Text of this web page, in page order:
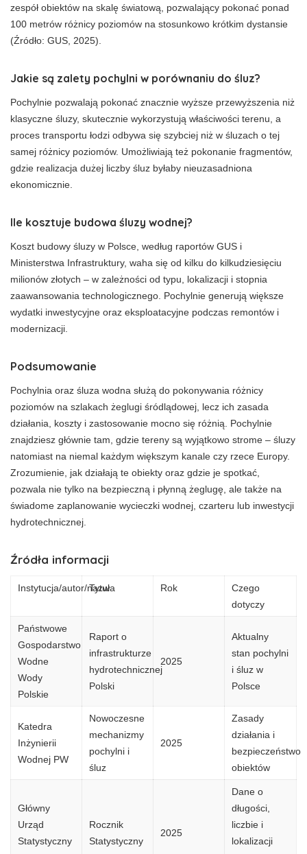
zespół obiektów na skalę światową, pozwalający pokonać ponad
100 metrów różnicy poziomów na stosunkowo krótkim dystansie
(Źródło: GUS, 2025).
Jakie są zalety pochylni w porównaniu do śluz?
Pochylnie pozwalają pokonać znacznie wyższe przewyższenia niż
klasyczne śluzy, skutecznie wykorzystują właściwości terenu, a
proces transportu łodzi odbywa się szybciej niż w śluzach o tej
samej różnicy poziomów. Umożliwiają też pokonanie fragmentów,
gdzie realizacja dużej liczby śluz byłaby nieuzasadniona
ekonomicznie.
Ile kosztuje budowa śluzy wodnej?
Koszt budowy śluzy w Polsce, według raportów GUS i
Ministerstwa Infrastruktury, waha się od kilku do kilkudziesięciu
milionów złotych – w zależności od typu, lokalizacji i stopnia
zaawansowania technologicznego. Pochylnie generują większe
wydatki inwestycyjne oraz eksploatacyjne podczas remontów i
modernizacji.
Podsumowanie
Pochylnia oraz śluza wodna służą do pokonywania różnicy
poziomów na szlakach żeglugi śródlądowej, lecz ich zasada
działania, koszty i zastosowanie mocno się różnią. Pochylnie
znajdziesz głównie tam, gdzie tereny są wyjątkowo strome – śluzy
natomiast na niemal każdym większym kanale czy rzece Europy.
Zrozumienie, jak działają te obiekty oraz gdzie je spotkać,
pozwala nie tylko na bezpieczną i płynną żeglugę, ale także na
świadome zaplanowanie wycieczki wodnej, czarteru lub inwestycji
hydrotechnicznej.
Źródła informacji
Instytucja/autor/nazwa
Tytuł Rok
Czego
dotyczy
Państwowe
Gospodarstwo
Wodne
Wody
Polskie
Raport o
infrastrukturze
hydrotechnicznej
Polski
2025
Aktualny
stan pochylni
i śluz w
Polsce
Katedra
Inżynierii
Wodnej PW
Nowoczesne
mechanizmy
pochylni i
śluz
2025
Zasady
działania i
bezpieczeństwo
obiektów
Główny
Urząd
Statystyczny
Rocznik
Statystyczny
2025
Dane o
długości,
liczbie i
lokalizacji